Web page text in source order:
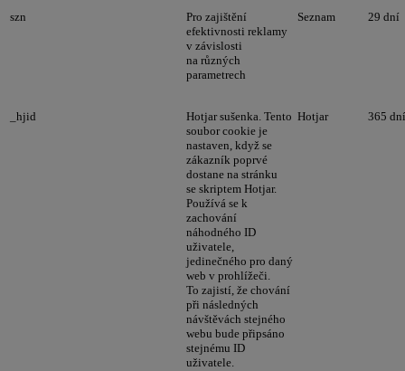
szn
Pro zajištění
efektivnosti reklamy
v závislosti
na různých
parametrech
Seznam 29 dní
_hjid
Hotjar sušenka. Tento
soubor cookie je
nastaven, když se
zákazník poprvé
dostane na stránku
se skriptem Hotjar.
Používá se k
zachování
náhodného ID
uživatele,
jedinečného pro daný
web v prohlížeči.
To zajistí, že chování
při následných
návštěvách stejného
webu bude připsáno
stejnému ID
uživatele.
Hotjar 365 dní